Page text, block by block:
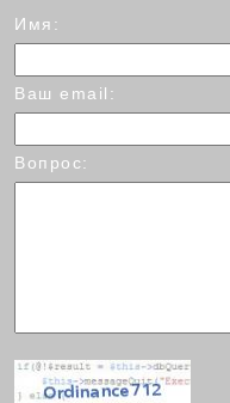
Имя:
Ваш email:
Вопрос: